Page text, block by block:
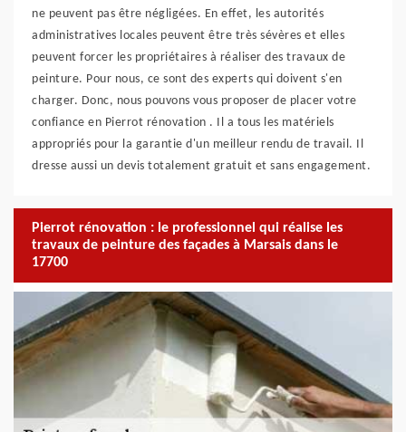
ne peuvent pas être négligées. En effet, les autorités
administratives locales peuvent être très sévères et elles
peuvent forcer les propriétaires à réaliser des travaux de
peinture. Pour nous, ce sont des experts qui doivent s'en
charger. Donc, nous pouvons vous proposer de placer votre
confiance en Pierrot rénovation . Il a tous les matériels
appropriés pour la garantie d'un meilleur rendu de travail. Il
dresse aussi un devis totalement gratuit et sans engagement.
Pierrot rénovation : le professionnel qui réalise les
travaux de peinture des façades à Marsais dans le
17700